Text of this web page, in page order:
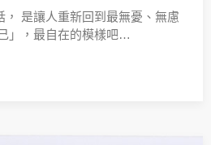
是讓人重新回到最無憂、無慮
」，最自在的模樣吧…